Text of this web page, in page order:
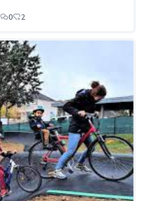
0 2